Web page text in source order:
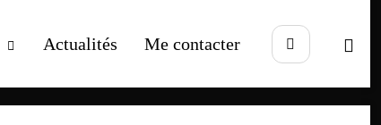
Actualités Me contacter